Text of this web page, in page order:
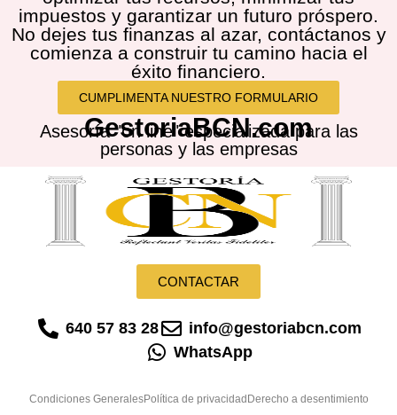
impuestos y garantizar un futuro próspero.
No dejes tus finanzas al azar, contáctanos y
comienza a construir tu camino hacia el
éxito financiero.
CUMPLIMENTA NUESTRO FORMULARIO
GestoriaBCN.com
Asesoría "on line" especializada para las
personas y las empresas
CONTACTAR
640 57 83 28
info@gestoriabcn.com
WhatsApp
Condiciones GeneralesPolítica de privacidad Derecho a desentimiento